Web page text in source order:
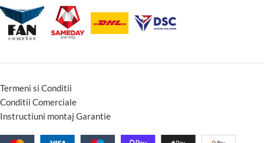
Termeni si Conditii
Conditii Comerciale
Instructiuni montaj Garantie